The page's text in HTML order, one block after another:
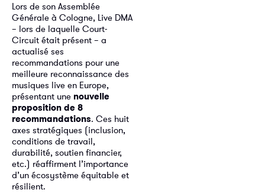
Lors de son Assemblée
Générale à Cologne, Live DMA
– lors de laquelle Court-
Circuit était présent – a
actualisé ses
recommandations pour une
meilleure reconnaissance des
musiques live en Europe,
présentant une nouvelle
proposition de 8
recommandations. Ces huit
axes stratégiques (inclusion,
conditions de travail,
durabilité, soutien financier,
etc.) réaffirment l’importance
d’un écosystème équitable et
résilient.